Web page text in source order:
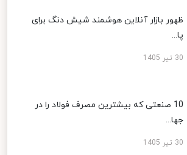
ظهور بازار آنلاین هوشمند شیش دنگ برای
پا...
30 تیر 1405
10 صنعتی که بیشترین مصرف فولاد را در
جها...
30 تیر 1405